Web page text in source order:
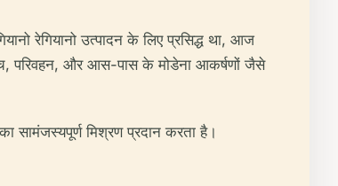
रेगियानो उत्पादन के लिए प्रसिद्ध था, आज
परिवहन, और आस-पास के मोडेना आकर्षणों जैसे
सामंजस्यपूर्ण मिश्रण प्रदान करता है।